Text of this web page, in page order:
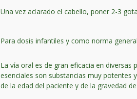
Una vez aclarado el cabello, poner 2-3
Para dosis infantiles y como norma
La vía oral es de gran eficacia en
esenciales son substancias muy potentes
de la edad del paciente y de la gravedad